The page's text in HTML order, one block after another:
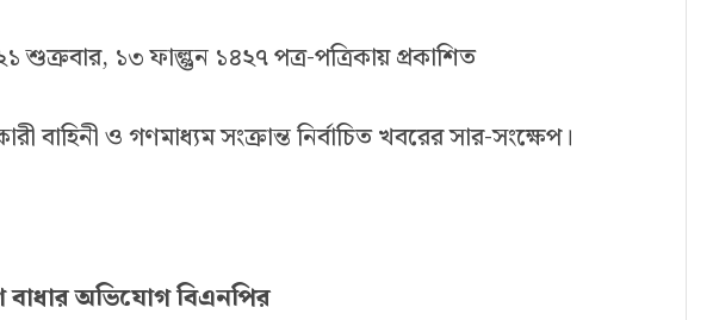
শুক্রবার, ১৩ ফাল্গুন ১৪২৭ পত্র-পত্রিকায় প্রকাশিত
বাহিনী ও গণমাধ্যম সংক্রান্ত নির্বাচিত খবরের সার-সংক্ষেপ।
বাধার অভিযোগ বিএনপির